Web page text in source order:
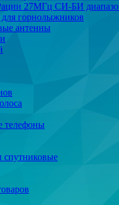
27МГц СИ-БИ
горнолыжников
антенны
телефоны
спутниковые